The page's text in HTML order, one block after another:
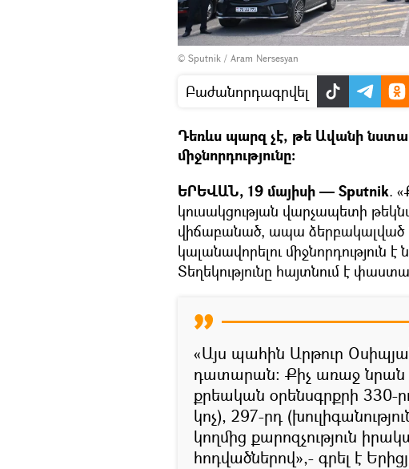
© Sputnik / Aram Nersesyan
Բաժանորդագրվել
Դեռևս պարզ չէ, թե Ավանի
միջնորդությունը:
ԵՐԵՎԱՆ, 19 մայիսի — Sputnik.
կուսակցության վարչապետի
վիճաբանած, ապա ձերբակալված
կալանավորելու միջնորդություն
Տեղեկությունը հայտնում է
«Այս պահին Արթուր
դատարան։ Քիչ առաջ նրան
քրեական օրենսգրքրի 330-
կոչ), 297-րդ
կողմից քարոզչություն
հոդվածներով»,- գրել է